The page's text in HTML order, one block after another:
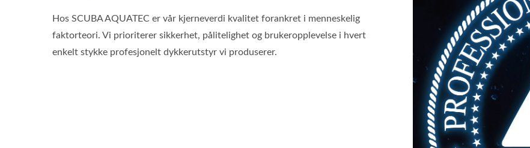
Hos SCUBA AQUATEC er vår kjerneverdi kvalitet forankret i menneskelig
faktorteori. Vi prioriterer sikkerhet, pålitelighet og brukeropplevelse i hvert
enkelt stykke profesjonelt dykkerutstyr vi produserer.